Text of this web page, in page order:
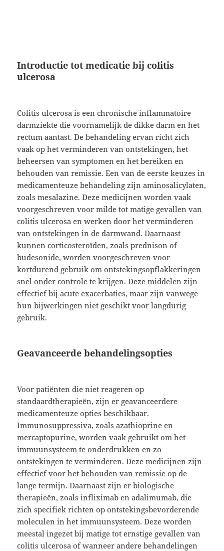
Introductie tot medicatie bij colitis
ulcerosa
Colitis ulcerosa is een chronische inflammatoire
darmziekte die voornamelijk de dikke darm en het
rectum aantast. De behandeling ervan richt zich
vaak op het verminderen van ontstekingen, het
beheersen van symptomen en het bereiken en
behouden van remissie. Een van de eerste keuzes in
medicamenteuze behandeling zijn aminosalicylaten,
zoals mesalazine. Deze medicijnen worden vaak
voorgeschreven voor milde tot matige gevallen van
colitis ulcerosa en werken door het verminderen
van ontstekingen in de darmwand. Daarnaast
kunnen corticosteroïden, zoals prednison of
budesonide, worden voorgeschreven voor
kortdurend gebruik om ontstekingsopflakkeringen
snel onder controle te krijgen. Deze middelen zijn
effectief bij acute exacerbaties, maar zijn vanwege
hun bijwerkingen niet geschikt voor langdurig
gebruik.
Geavanceerde behandelingsopties
Voor patiënten die niet reageren op
standaardtherapieën, zijn er geavanceerdere
medicamenteuze opties beschikbaar.
Immunosuppressiva, zoals azathioprine en
mercaptopurine, worden vaak gebruikt om het
immuunsysteem te onderdrukken en zo
ontstekingen te verminderen. Deze medicijnen zijn
effectief voor het behouden van remissie op de
lange termijn. Daarnaast zijn er biologische
therapieën, zoals infliximab en adalimumab, die
zich specifiek richten op ontstekingsbevorderende
moleculen in het immuunsysteem. Deze worden
meestal ingezet bij matige tot ernstige gevallen van
colitis ulcerosa of wanneer andere behandelingen